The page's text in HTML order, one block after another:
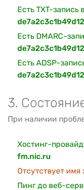
Есть TXT-запись
Есть DMARC-
Есть ADSP-
de7a2c3c1b49d12
3.
При наличии
Хостинг-
fm.nic.ru
Отсутствует
Пинг до веб-